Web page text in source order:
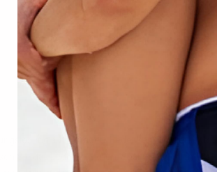
aufzutragen. Bedecken Sie die
Sie das Leder trocknen. Suchen Sie nach